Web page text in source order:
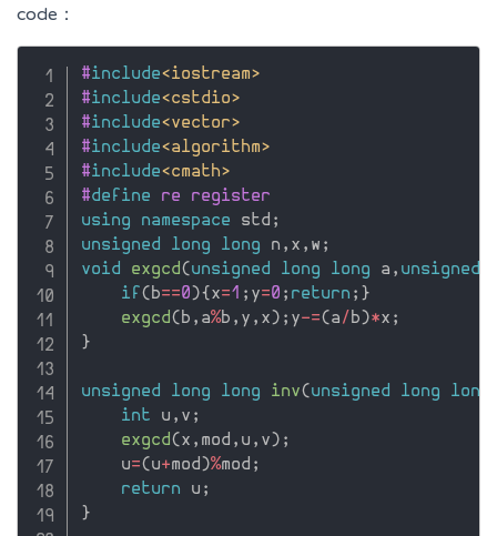
code：
#include<iostream>
#include<cstdio>
#include<vector>
#include<algorithm>
#include<cmath>
#define re register
using
namespace std ;
unsigned
long long n , x , w ;
void
exgcd(unsigned long long a , unsigned
if (b==0){x=1 ; y=0 ; return ; }
exgcd(b , a%b , y , x) ; y-=(a / b)*x ;
}
unsigned long long inv(unsigned long long
int u , v ;
exgcd(x , mod , u , v) ;
    u
=(u+mod)%mod ;
return u ;
}